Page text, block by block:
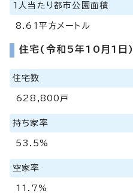
1人当たり都市公園面積
8.61平方メートル
住宅(令和5年10月1日)
住宅数
628,800戸
持ち家率
53.5%
空家率
11.7%